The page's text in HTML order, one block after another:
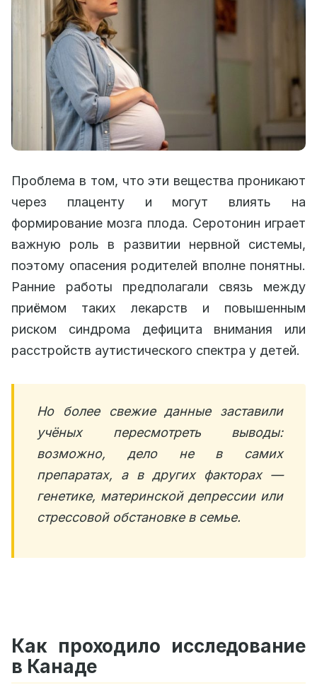
Проблема в том, что эти вещества проникают
через плаценту и могут влиять на
формирование мозга плода. Серотонин играет
важную роль в развитии нервной системы,
поэтому опасения родителей вполне понятны.
Ранние работы предполагали связь между
приёмом таких лекарств и повышенным
риском синдрома дефицита внимания или
расстройств аутистического спектра у детей.
Но более свежие данные заставили
учёных пересмотреть выводы:
возможно, дело не в самих
препаратах, а в других факторах —
генетике, материнской депрессии или
стрессовой обстановке в семье.
Как проходило исследование
в Канаде